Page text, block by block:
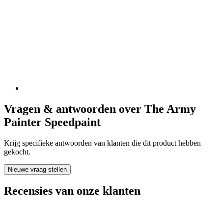
Vragen & antwoorden over The Army
Painter Speedpaint
Krijg specifieke antwoorden van klanten die dit product hebben
gekocht.
Nieuwe vraag stellen
Recensies van onze klanten